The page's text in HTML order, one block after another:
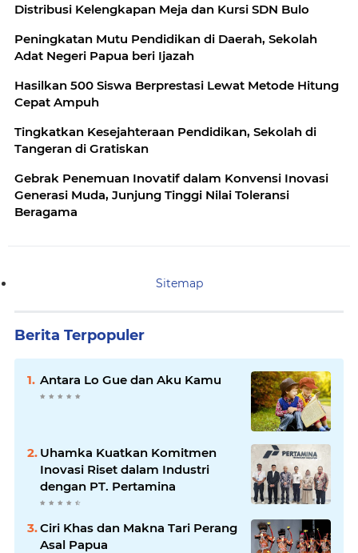
Distribusi Kelengkapan Meja dan Kursi SDN Bulo
Peningkatan Mutu Pendidikan di Daerah, Sekolah
Adat Negeri Papua beri Ijazah
Hasilkan 500 Siswa Berprestasi Lewat Metode Hitung
Cepat Ampuh
Tingkatkan Kesejahteraan Pendidikan, Sekolah di
Tangeran di Gratiskan
Gebrak Penemuan Inovatif dalam Konvensi Inovasi
Generasi Muda, Junjung Tinggi Nilai Toleransi
Beragama
Sitemap
Berita Terpopuler
Antara Lo Gue dan Aku Kamu
Uhamka Kuatkan Komitmen
Inovasi Riset dalam Industri
dengan PT. Pertamina
Ciri Khas dan Makna Tari Perang
Asal Papua